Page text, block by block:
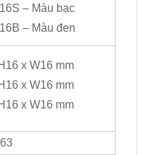
– Màu bạc
– Màu đen
x W16 mm
x W16 mm
x W16 mm